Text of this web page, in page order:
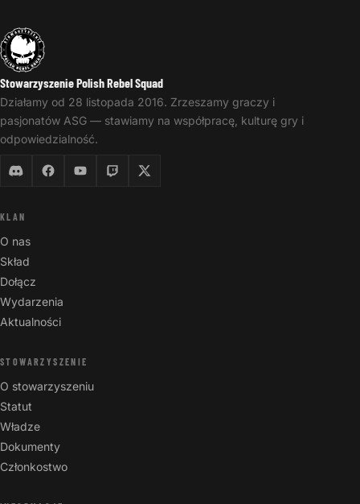
Stowarzyszenie Polish Rebel Squad
Działamy od 28 listopada 2016. Zrzeszamy graczy i
pasjonatów ASG — stawiamy na współpracę, kulturę gry i
odpowiedzialność.
KLAN
O nas
Skład
Dołącz
Wydarzenia
Aktualności
STOWARZYSZENIE
O stowarzyszeniu
Statut
Władze
Dokumenty
Członkostwo